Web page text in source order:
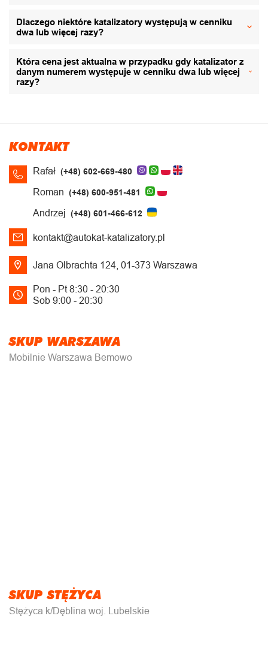
Dlaczego niektóre katalizatory występują w cenniku
dwa lub więcej razy?
Która cena jest aktualna w przypadku gdy katalizator z
danym numerem występuje w cenniku dwa lub więcej
razy?
KONTAKT
Rafał (+48) 602-669-480
Roman (+48) 600-951-481
Andrzej (+48) 601-466-612
kontakt@autokat-katalizatory.pl
Jana Olbrachta 124, 01-373 Warszawa
Pon - Pt 8:30 - 20:30
Sob 9:00 - 20:30
SKUP WARSZAWA
Mobilnie Warszawa Bemowo
SKUP STĘŻYCA
Stężyca k/Dęblina woj. Lubelskie